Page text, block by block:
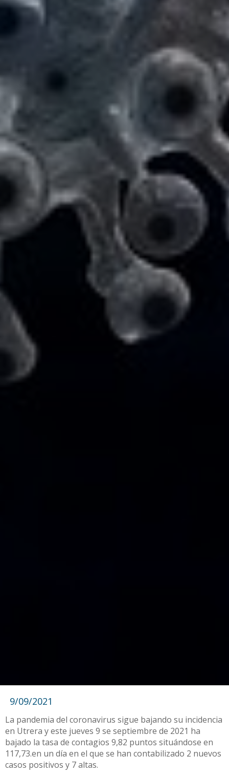
9/09/2021
La pandemia del coronavirus sigue bajando su incidencia
en Utrera y este jueves 9 se septiembre de 2021 ha
bajado la tasa de contagios 9,82 puntos situándose en
117,73.en un día en el que se han contabilizado 2 nuevos
casos positivos y 7 altas.